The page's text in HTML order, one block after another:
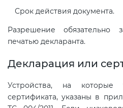
Срок действия документа.
Разрешение обязательно
печатью декларанта.
Декларация или
Устройства, на которые
сертификата, указаны в